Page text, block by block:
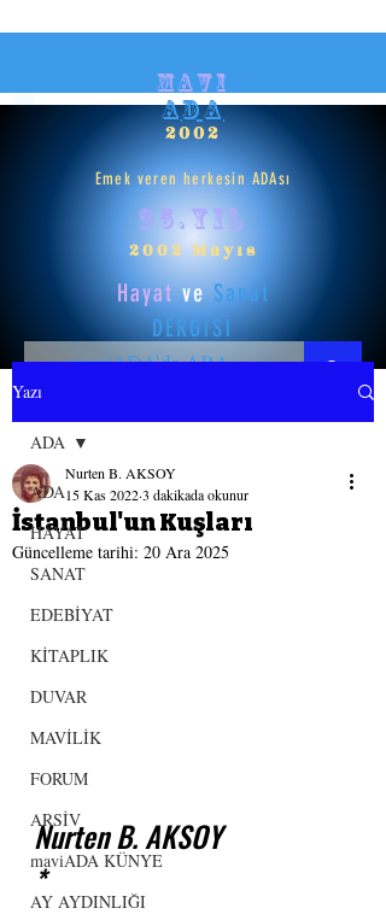
mavi
ADA
2002
Emek veren herkesin ADAsı
25.yıl
2002 Mayıs
HayatveSanat
DERGİSİ
SANAT
GİRİŞ YAP
Yazı
ADA
HAYAT
SANAT
EDEBİYAT
KİTAPLIK
DUVAR
MAVİLİK
FORUM
ARSİV
maviADA KÜNYE
AY AYDINLIĞI
ADA
İstanbul'un Kuşları
Nurten B. AKSOY
15 Kas 20223 dakikada okunur
Güncelleme tarihi: 20 Ara 2025
Nurten B. AKSOY
*